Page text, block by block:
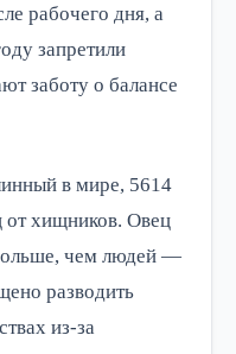
рабочего дня, а
запретили
заботу о балансе
в мире, 5614
от хищников. Овец
чем людей —
разводить
из-за